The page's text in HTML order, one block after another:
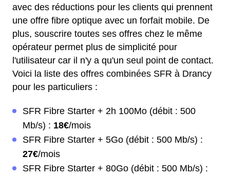
avec des réductions pour les clients qui prennent
une offre fibre optique avec un forfait mobile. De
plus, souscrire toutes ses offres chez le même
opérateur permet plus de simplicité pour
l'utilisateur car il n'y a qu'un seul point de contact.
Voici la liste des offres combinées SFR à Drancy
pour les particuliers :
SFR Fibre Starter + 2h 100Mo (débit : 500
Mb/s) : 18€/mois
SFR Fibre Starter + 5Go (débit : 500 Mb/s) :
27€/mois
SFR Fibre Starter + 80Go (débit : 500 Mb/s) :